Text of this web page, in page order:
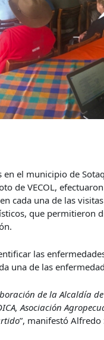
el municipio de
de VECOL,
cada una de las
que permitieron
las
una de las
de la Alcaldía
Asociación
”, manifestó Alfredo